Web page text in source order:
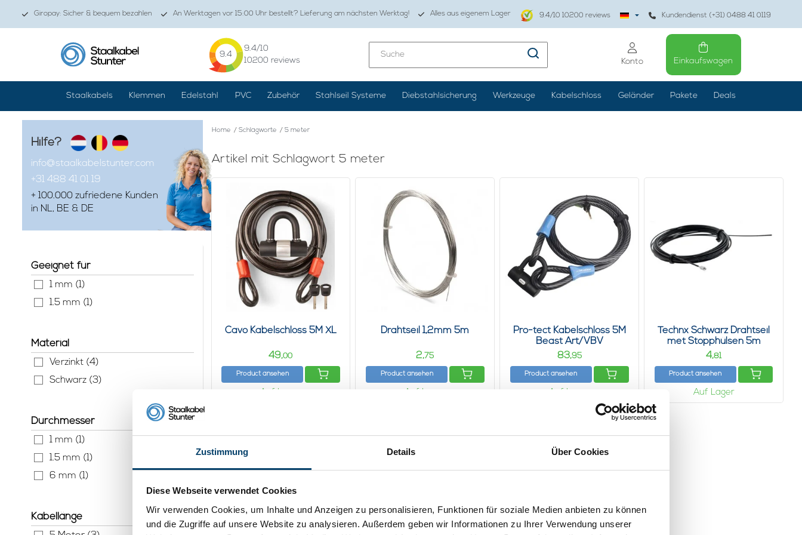
Zustimmung Details Über Cookies
Diese Webseite verwendet Cookies
Wir verwenden Cookies, um Inhalte und Anzeigen zu personalisieren, Funktionen für soziale Medien anbieten zu können
und die Zugriffe auf unsere Website zu analysieren. Außerdem geben wir Informationen zu Ihrer Verwendung unserer
Giropay: Sicher & bequem bezahlen An Werktagen vor 15:00 Uhr bestellt? Lieferung am nächsten Werktag! Alles aus eigenem Lager 9.4/10 10200 reviews Kundendienst (+31) 0488 41 0119
9.4
9.4/10
10200 reviews Konto Einkaufswagen
Staalkabels Klemmen Edelstahl PVC Zubehör Stahlseil Systeme Diebstahlsicherung Werkzeuge Kabelschloss Geländer Pakete Deals
Hilfe?
info@staalkabelstunter.com
+31 488 41 01 19
+ 100.000 zufriedene Kunden
in NL, BE & DE
Geeignet für
1 mm (1)
1.5 mm (1)
Material
Verzinkt (4)
Schwarz (3)
Durchmesser
1 mm (1)
1.5 mm (1)
6 mm (1)
Kabellänge
Home / Schlagworte / 5 meter
Artikel mit Schlagwort 5 meter
Cavo Kabelschloss 5M XL
49,00
Product ansehen
Drahtseil 1,2mm 5m
2,75
Product ansehen
Pro-tect Kabelschloss 5M
Beast Art/VBV
Bügelschloss
83,95
Product ansehen
Technx Schwarz Drahtseil
met Stopphülsen 5m
4,81
Product ansehen
Auf Lager